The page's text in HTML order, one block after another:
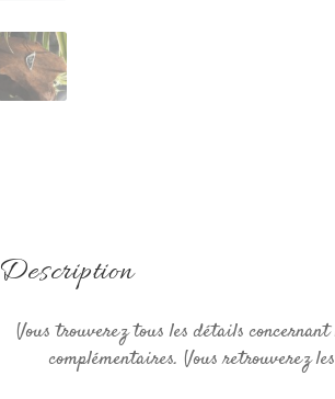
Description
Vous trouverez tous les détails
complémentaires. Vous retrouverez